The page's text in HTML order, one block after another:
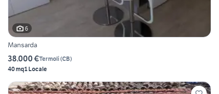
6
Mansarda
38.000 €Termoli(CB)
40 mq1 Locale